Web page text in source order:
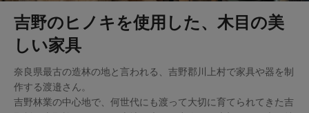
吉野のヒノキを使用した、木目の美
しい家具
奈良県最古の造林の地と言われる、吉野郡川上村で家具や器を制
作する渡邉さん。
吉野林業の中心地で、何世代にも渡って大切に育てられてきた吉